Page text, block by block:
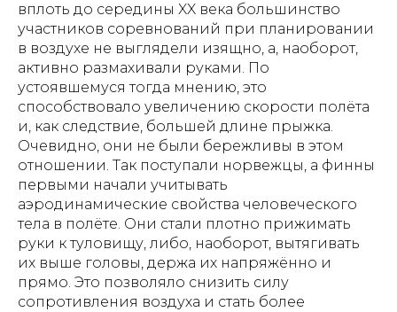
вплоть до середины XX века большинство
участников соревнований при планировании
в воздухе не выглядели изящно, а, наоборот,
активно размахивали руками. По
устоявшемуся тогда мнению, это
способствовало увеличению скорости полёта
и, как следствие, большей длине прыжка.
Очевидно, они не были бережливы в этом
отношении. Так поступали норвежцы, а финны
первыми начали учитывать
аэродинамические свойства человеческого
тела в полёте. Они стали плотно прижимать
руки к туловищу, либо, наоборот, вытягивать
их выше головы, держа их напряжённо и
прямо. Это позволяло снизить силу
сопротивления воздуха и стать более